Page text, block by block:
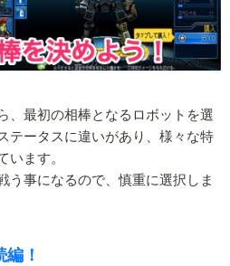
、最初の相棒となるロボットを選
テータスに違いがあり、様々な特
います。
う事になるので、慎重に選択しま
！